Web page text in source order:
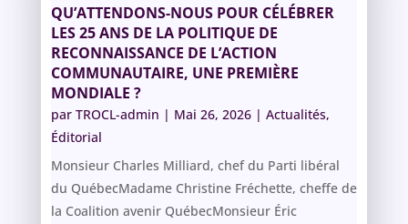
QU’ATTENDONS-NOUS POUR CÉLÉBRER
LES 25 ANS DE LA POLITIQUE DE
RECONNAISSANCE DE L’ACTION
COMMUNAUTAIRE, UNE PREMIÈRE
MONDIALE ?
par TROCL-admin | Mai 26, 2026| Actualités,
Éditorial
Monsieur Charles Milliard, chef du Parti libéral
du QuébecMadame Christine Fréchette, cheffe de
la Coalition avenir QuébecMonsieur Éric